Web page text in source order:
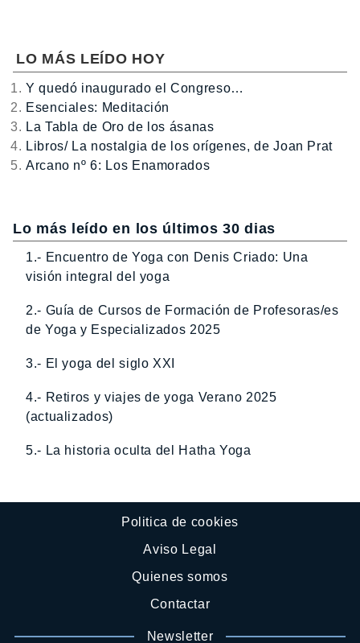
LO MÁS LEÍDO HOY
Y quedó inaugurado el Congreso…
Esenciales: Meditación
La Tabla de Oro de los ásanas
Libros/ La nostalgia de los orígenes, de Joan Prat
Arcano nº 6: Los Enamorados
Lo más leído en los últimos 30 dias
1.- Encuentro de Yoga con Denis Criado: Una
visión integral del yoga
2.- Guía de Cursos de Formación de Profesoras/es
de Yoga y Especializados 2025
3.- El yoga del siglo XXI
4.- Retiros y viajes de yoga Verano 2025
(actualizados)
5.- La historia oculta del Hatha Yoga
Politica de cookies
Aviso Legal
Quienes somos
Contactar
Newsletter